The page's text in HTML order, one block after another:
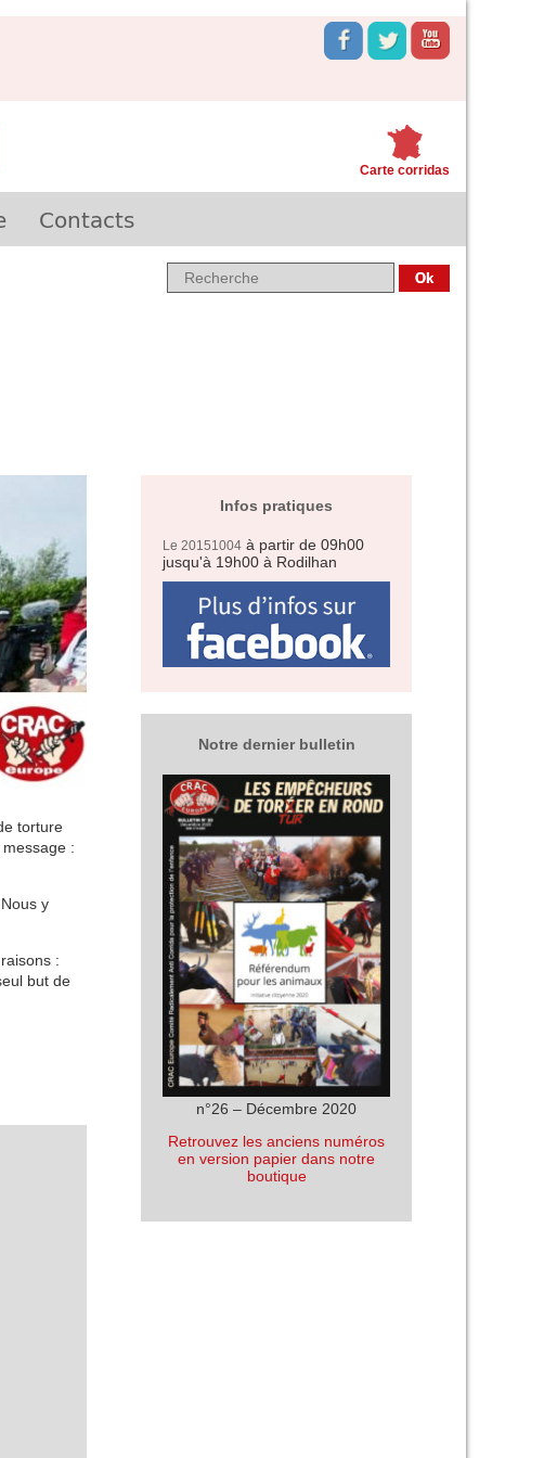
Carte corridas
Contacts
torture
:
y
:
but de
Infos pratiques
Le 20151004 à partir de 09h00
jusqu'à 19h00 à Rodilhan
Notre dernier bulletin
n°26 – Décembre 2020
Retrouvez les anciens numéros
en version papier dans notre
boutique